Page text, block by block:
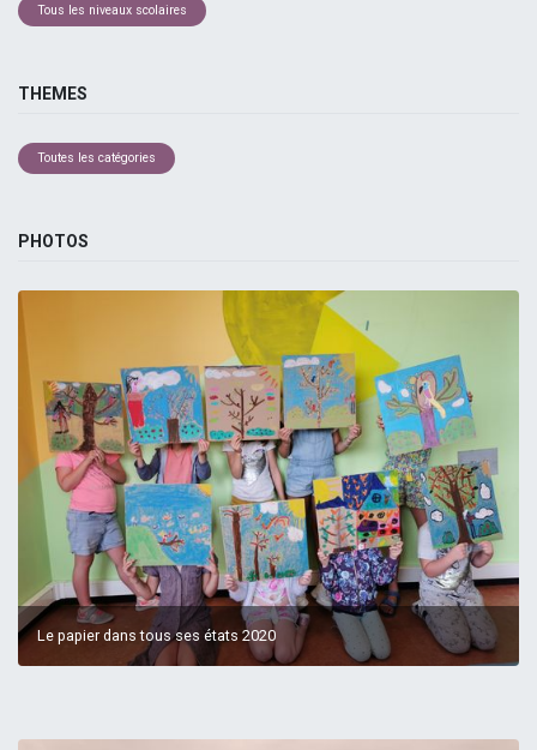
Tous les niveaux scolaires
THEMES
Toutes les catégories
PHOTOS
Le papier dans tous ses états 2020